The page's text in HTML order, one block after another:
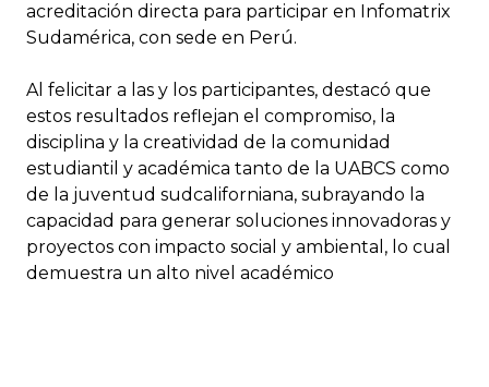
acreditación directa para participar en Infomatrix
Sudamérica, con sede en Perú.
Al felicitar a las y los participantes, destacó que
estos resultados reflejan el compromiso, la
disciplina y la creatividad de la comunidad
estudiantil y académica tanto de la UABCS como
de la juventud sudcaliforniana, subrayando la
capacidad para generar soluciones innovadoras y
proyectos con impacto social y ambiental, lo cual
demuestra un alto nivel académico